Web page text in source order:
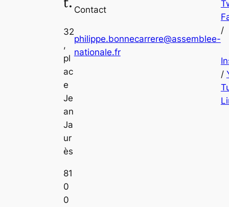
32
,
pl
ac
e
Je
an
Ja
ur
ès
81
0
0
Contact
philippe.bonnecarrere@assemblee-
nationale.fr
/
/